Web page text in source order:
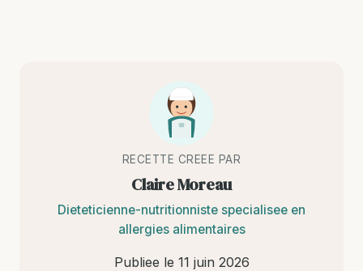
RECETTE CREEE PAR
Claire Moreau
Dieteticienne-nutritionniste specialisee en
allergies alimentaires
Publiee le 11 juin 2026